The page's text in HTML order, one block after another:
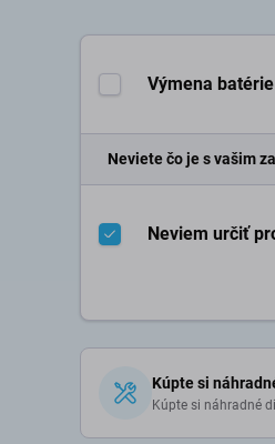
Výmena batérie
Neviete čo je s vašim
Neviem určiť
Kúpte si
Kúpte si náhradné